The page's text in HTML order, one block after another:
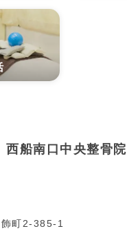
西船南口中央整骨院
町2-385-1